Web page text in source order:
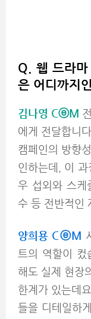
Q. 웹 드라
은 어디까지
김나영 CⓔM
에게 전달합니
캠페인의 방향
인하는데, 이
우 섭외와 스케
수 등 전반적인
양희용 CⓔM
트의 역할이 컸
해도 실제 현장
한계가 있는데
들을 디테일하